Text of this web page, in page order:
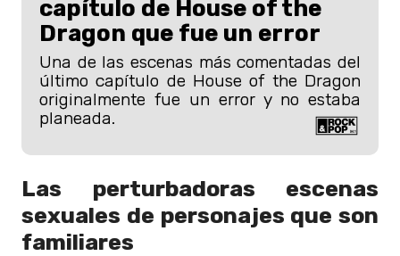
capítulo de House of the
Dragon que fue un error
Una de las escenas más comentadas del
último capítulo de House of the Dragon
originalmente fue un error y no estaba
planeada.
Las perturbadoras escenas
sexuales de personajes que son
familiares